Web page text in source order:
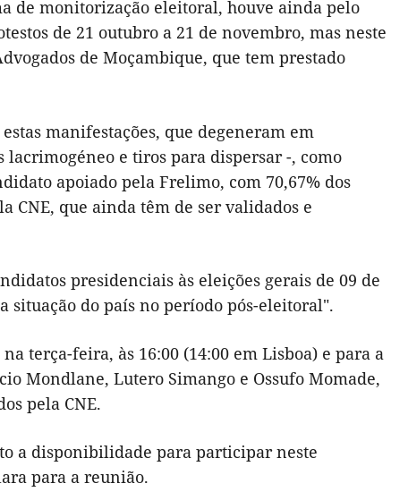
de monitorização eleitoral, houve ainda pelo
de 21 outubro a 21 de novembro, mas neste
de Moçambique, que tem prestado
manifestações, que degeneram em
e tiros para dispersar -, como
apoiado pela Frelimo, com 70,67% dos
CNE, que ainda têm de ser validados e
presidenciais às eleições gerais de 09 de
do país no período pós-eleitoral".
terça-feira, às 16:00 (14:00 em Lisboa) e para a
Mondlane, Lutero Simango e Ossufo Momade,
pela CNE.
a disponibilidade para participar neste
para a reunião.